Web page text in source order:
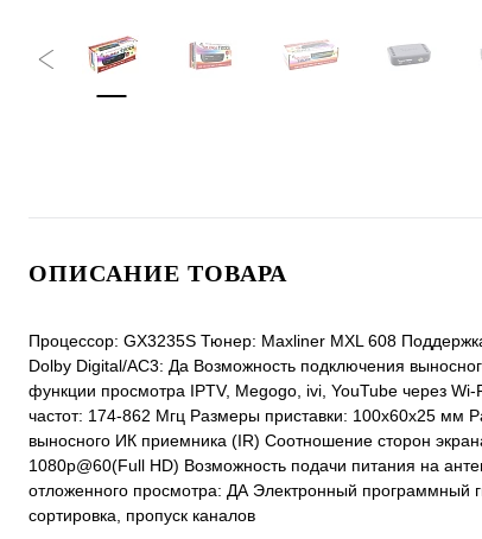
ОПИСАНИЕ ТОВАРА
Процессор: GX3235S Тюнер: Maxliner MXL 608
Dolby Digital/АС3: Да Возможность подключения
функции просмотра IPTV, Megogo, ivi, YouTube через
частот: 174-862 Mгц Размеры приставки: 100х60х25
выносного ИК приемника (IR) Соотношение сторон
1080p@60(Full HD) Возможность подачи питания на
отложенного просмотра: ДА Электронный программный
сортировка, пропуск каналов